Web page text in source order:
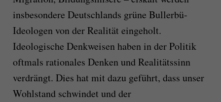
insbesondere Deutschlands grüne Bullerbü-
Ideologen von der Realität eingeholt.
Ideologische Denkweisen haben in der Politik
oftmals rationales Denken und Realitätssinn
verdrängt. Dies hat mit dazu geführt, dass unser
Wohlstand schwindet und der